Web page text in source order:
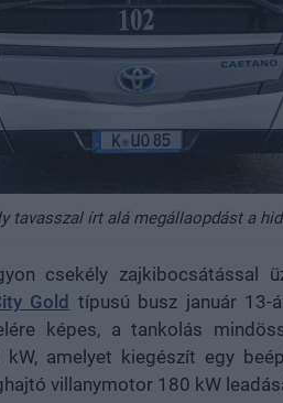
tavasszal írt alá megállaopdást a
csekély zajkibocsátással
Gold típusú busz január 13-
képes, a tankolás
kW, amelyet kiegészít egy
villanymotor 180 kW